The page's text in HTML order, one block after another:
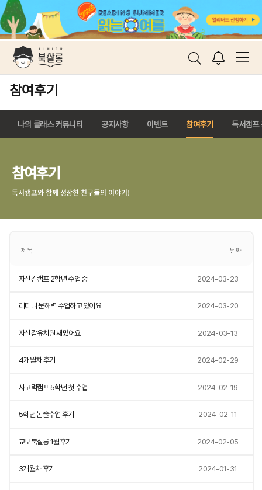
참여후기
나의 클래스 커뮤니티 공지사항 이벤트 참여후기 독서캠프
참여후기
독서캠프와 함께 성장한 친구들의 이야기!
제목 날짜
자신감캠프 2학년 수업 중 2024-03-23
리터니 문해력 수업하고 있어요 2024-03-20
자신감유치원 재밌어요 2024-03-13
4개월차 후기 2024-02-29
사고력캠프 5학년 첫 수업 2024-02-19
5학년 논술수업 후기 2024-02-11
교보북살롱 1월후기 2024-02-05
3개월차 후기 2024-01-31